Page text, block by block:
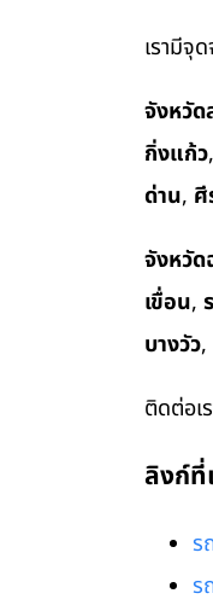
เรามีจุ
จังหวัด
กิ่งแก้ว,
ด่าน, ศี
จังหวัด
เขื่อน,
บางวัว,
ติดต่อเ
ลิงก์ที่
ร
ร